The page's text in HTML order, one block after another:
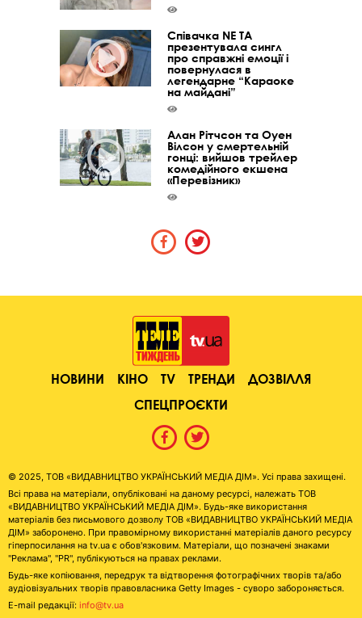
Співачка NE TA
презентувала сингл
про справжні емоції і
повернулася в
легендарне “Караоке
на майдані”
Алан Рітчсон та Оуен
Вілсон у смертельній
гонці: вийшов трейлер
комедійного екшена
«Перевізник»
НОВИНИ КІНО TV ТРЕНДИ
ДОЗВІЛЛЯ
СПЕЦПРОЄКТИ
© 2025, ТОВ «ВИДАВНИЦТВО УКРАЇНСЬКИЙ МЕДІА ДІМ». Усі права захищені.
Всі права на матеріали, опубліковані на даному ресурсі, належать ТОВ
«ВИДАВНИЦТВО УКРАЇНСЬКИЙ МЕДІА ДІМ». Будь-яке використання
матеріалів без письмового дозволу ТОВ «ВИДАВНИЦТВО УКРАЇНСЬКИЙ МЕДІА
ДІМ» заборонено. При правомірному використанні матеріалів даного ресурсу
гіперпосилання на tv.ua є обов'язковим. Матеріали, що позначені знаками
"Реклама", "PR", публікуються на правах реклами.
Будь-яке копіювання, передрук та відтворення фотографічних творів та/або
аудіовізуальних творів правовласника Getty Images - суворо забороняється.
E-mail редакції: info@tv.ua